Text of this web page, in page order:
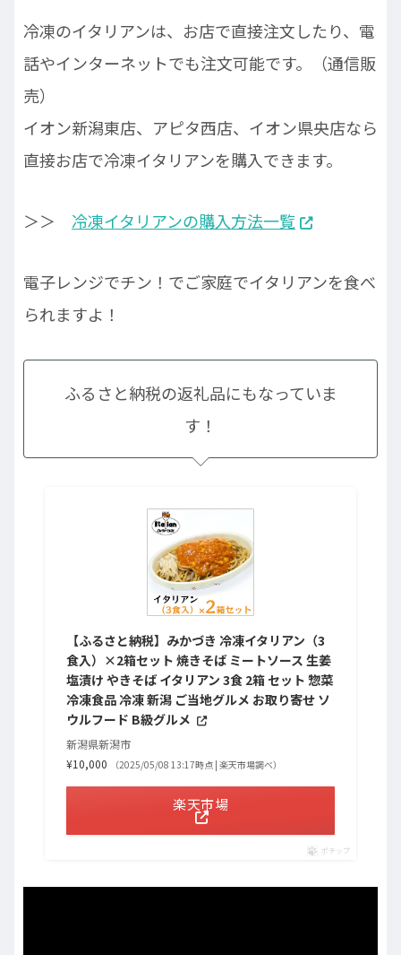
冷凍のイタリアンは、お店で直接注文したり、電
話やインターネットでも注文可能です。（通信販
売）
イオン新潟東店、アピタ西店、イオン県央店なら
直接お店で冷凍イタリアンを購入できます。
＞＞ 冷凍イタリアンの購入方法一覧
電子レンジでチン！でご家庭でイタリアンを食べ
られますよ！
ふるさと納税の返礼品にもなっていま
す！
【ふるさと納税】みかづき 冷凍イタリアン（3
食入）×2箱セット 焼きそば ミートソース 生姜
塩漬け やきそば イタリアン 3食 2箱 セット 惣菜
冷凍食品 冷凍 新潟 ご当地グルメ お取り寄せ ソ
ウルフード B級グルメ
新潟県新潟市
¥10,000
（2025/05/08 13:17時点 | 楽天市場調べ）
楽天市場
ポチップ